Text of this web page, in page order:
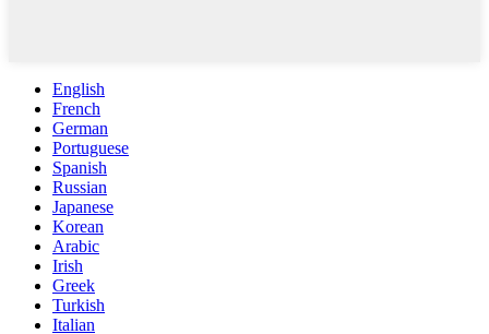
English
French
German
Portuguese
Spanish
Russian
Japanese
Korean
Arabic
Irish
Greek
Turkish
Italian